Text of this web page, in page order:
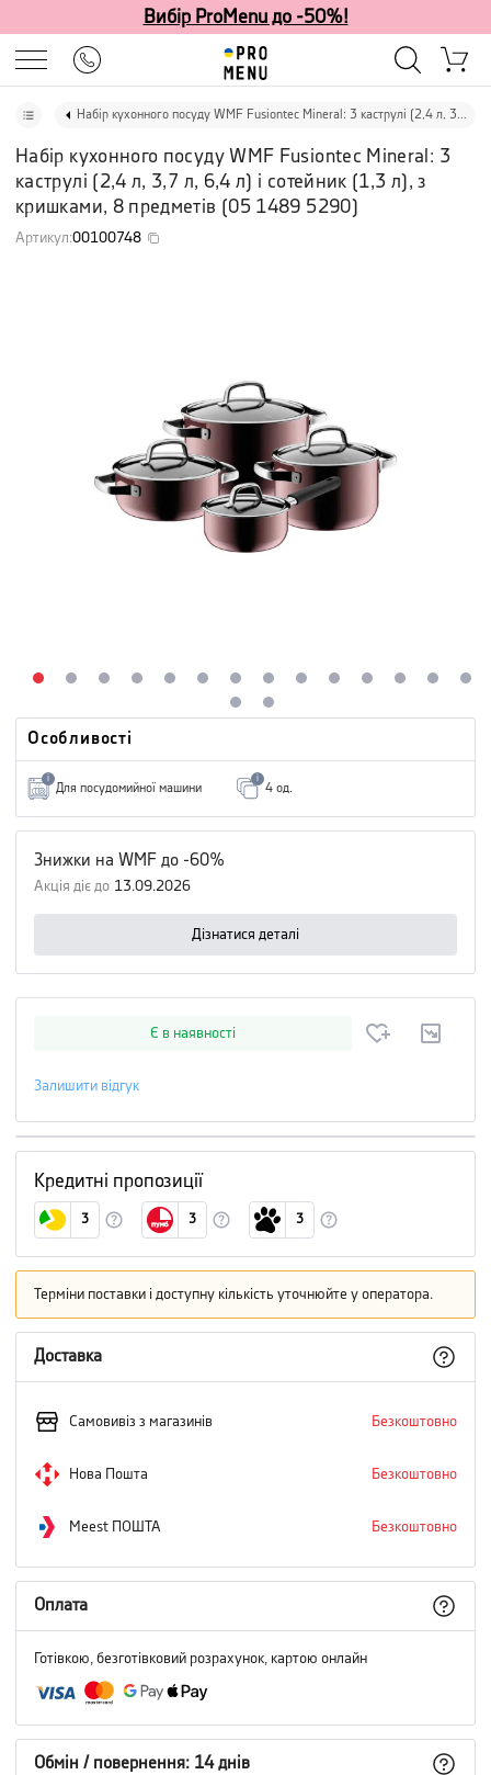
Вибір ProMenu до -50%!
Набір кухонного посуду WMF Fusiontec Mineral: 3 каструлі (2,4 л, 3,7 л, 6,4 л) і сотейник (1,3 л), з кришками, 8 предметів
Набір кухонного посуду WMF Fusiontec Mineral: 3
каструлі (2,4 л, 3,7 л, 6,4 л) і сотейник (1,3 л), з
кришками, 8 предметів (05 1489 5290)
Артикул:00100748
Особливості
i
Для посудомийної машини
i
4 од.
Знижки на WMF до -60%
Акція діє до 13.09.2026
Дізнатися деталі
Є в наявності
Залишити відгук
Кредитні пропозиції
3 3 3
Терміни поставки і доступну кількість уточнюйте у оператора.
Доставка
Самовивіз з магазинів Безкоштовно
Нова Пошта Безкоштовно
Meest ПОШТА Безкоштовно
Оплата
Готівкою, безготівковий розрахунок, картою онлайн
Обмін / повернення: 14 днів